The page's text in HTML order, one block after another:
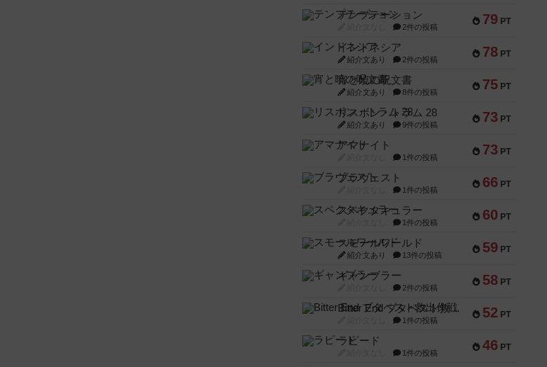
79 PT
テンプテーション
2件の投稿
78 PT
インドネシア
紹介文あり 2件の投稿
75 PT
宵と暁の呪文書
紹介文あり 8件の投稿
73 PT
リスボン・トラム 28
紹介文あり 9件の投稿
73 PT
アマナイト
1件の投稿
66 PT
ブラヴェスト
1件の投稿
60 PT
スペクタキュラー
1件の投稿
59 PT
スモールワールド
紹介文あり 13件の投稿
58 PT
ギャンブラー
2件の投稿
52 PT
Bitter End ブタペスト救出作戦
1件の投稿
46 PT
ラピード
1件の投稿